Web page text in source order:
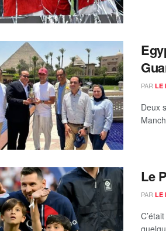
PAR LE
Deux
Le
PAR LE